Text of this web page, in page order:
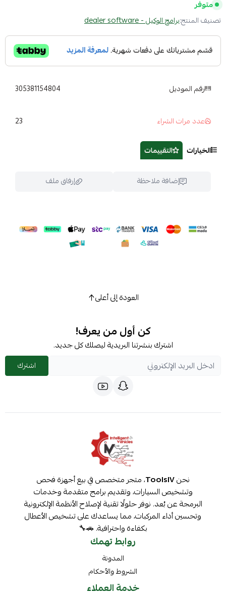
متوفر
تصنيف المنتج:برامج الوكيل - dealer software
رقم الموديل 305381154804
عدد مرات الشراء 23
الخيارات التقييمات
إضافة ملاحظة إرفاق ملف
اسحب و افلت الملف هنا
استعراض
العودة إلى أعلى
كن أول من يعرف!
اشترك بنشرتنا البريدية ليصلك كل جديد.
اشترك
نحنToolsIV، متجر متخصص في بيع أجهزة فحص
وتشخيص السيارات، وتقديم برامج متقدمة وخدمات
البرمجة عن بُعد. نوفر حلولًا تقنية لإصلاح الأنظمة الإلكترونية
وتحسين أداء المركبات، مما يساعدك على تشخيص الأعطال
بكفاءة واحترافية. 🚗🔧
روابط تهمك
المدونة
الشروط والأحكام
خدمة العملاء